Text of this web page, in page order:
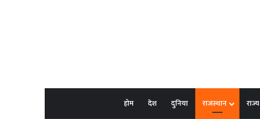
होम देश दुनिया राजस्थान राज्य